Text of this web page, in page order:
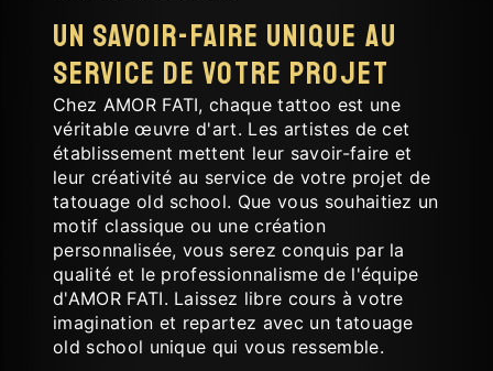
Un savoir-faire unique au
service de votre projet
Chez AMOR FATI, chaque tattoo est une
véritable œuvre d'art. Les artistes de cet
établissement mettent leur savoir-faire et
leur créativité au service de votre projet de
tatouage old school. Que vous souhaitiez un
motif classique ou une création
personnalisée, vous serez conquis par la
qualité et le professionnalisme de l'équipe
d'AMOR FATI. Laissez libre cours à votre
imagination et repartez avec un tatouage
old school unique qui vous ressemble.